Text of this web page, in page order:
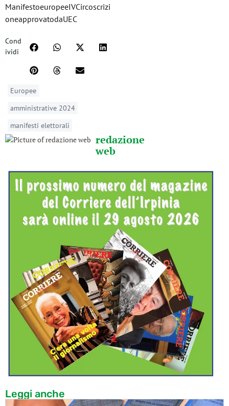
ManifestoeuropeeIVCircoscrizi
oneapprovatodaUEC
Cond
ividi
Europee
amministrative 2024
manifesti elettorali
redazione
web
Leggi anche